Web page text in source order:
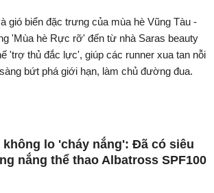
gió biển đặc trưng của mùa hè Vũng Tàu -
'Mùa hè Rực rỡ' đến từ nhà Saras beauty
'trợ thủ đắc lực', giúp các runner xua tan nỗi
bứt phá giới hạn, làm chủ đường đua.
lo 'cháy nắng': Đã có siêu
nắng thể thao Albatross SPF100